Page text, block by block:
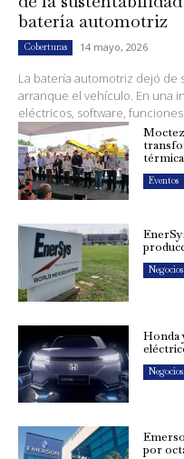
batería automotriz
Coberturas 14 mayo, 2026
La batería automotriz dejó de
arranque el vehículo. En una
eléctricos, software,
Eventos
Honda
por